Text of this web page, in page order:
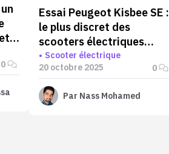
0
Essai Peugeot Kisbee SE :
le plus discret des
scooters électriques
équivalent 50 ?
Scooter électrique
20 octobre 2025
0
Par Nass Mohamed